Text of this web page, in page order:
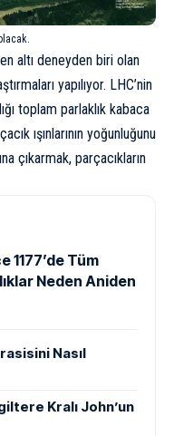
altı deneyden biri olan
yapılıyor. LHC’nin
toplam parlaklık kabaca
ışınlarının yoğunluğunu
çıkarmak, parçacıkların
1177’de Tüm
Neden Aniden
Nasıl
Kralı John’un